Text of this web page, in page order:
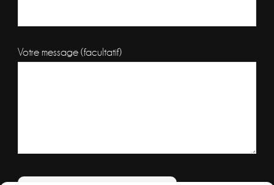
Votre message (facultatif)